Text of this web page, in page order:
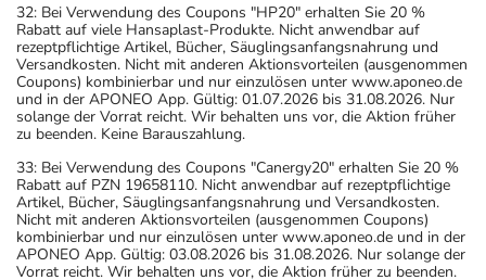
32: Bei Verwendung des Coupons "HP20" erhalten Sie 20 %
Rabatt auf viele Hansaplast-Produkte. Nicht anwendbar auf
rezeptpflichtige Artikel, Bücher, Säuglingsanfangsnahrung und
Versandkosten. Nicht mit anderen Aktionsvorteilen (ausgenommen
Coupons) kombinierbar und nur einzulösen unter www.aponeo.de
und in der APONEO App. Gültig: 01.07.2026 bis 31.08.2026. Nur
solange der Vorrat reicht. Wir behalten uns vor, die Aktion früher
zu beenden. Keine Barauszahlung.
33: Bei Verwendung des Coupons "Canergy20" erhalten Sie 20 %
Rabatt auf PZN 19658110. Nicht anwendbar auf rezeptpflichtige
Artikel, Bücher, Säuglingsanfangsnahrung und Versandkosten.
Nicht mit anderen Aktionsvorteilen (ausgenommen Coupons)
kombinierbar und nur einzulösen unter www.aponeo.de und in der
APONEO App. Gültig: 03.08.2026 bis 31.08.2026. Nur solange der
Vorrat reicht. Wir behalten uns vor, die Aktion früher zu beenden.